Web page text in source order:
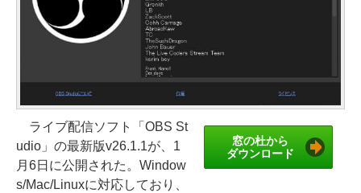
窓の杜から
ダウンロード
ライブ配信ソフト「OBS St
udio」の最新版v26.1.1が、1
月6日に公開された。Window
s/Mac/Linuxに対応しており、